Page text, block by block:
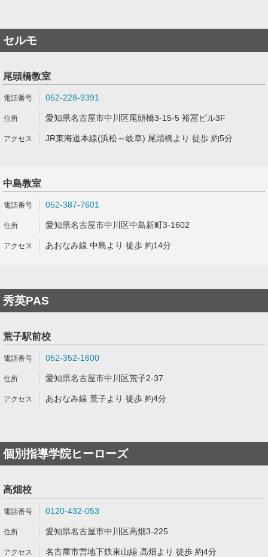
セルモ
尾頭橋教室
052-228-9391
愛知県名古屋市中川区尾頭橋3-15-5 裕冨ビル3F
JR東海道本線(浜松～岐阜) 尾頭橋より 徒歩 約5分
中島教室
052-387-7601
愛知県名古屋市中川区中島新町3-1602
あおなみ線 中島より 徒歩 約14分
秀英PAS
荒子駅前校
052-352-1600
愛知県名古屋市中川区荒子2-37
あおなみ線 荒子より 徒歩 約4分
個別指導学院ヒーローズ
高畑校
0120-432-053
愛知県名古屋市中川区高畑3-225
名古屋市営地下鉄東山線 高畑より 徒歩 約4分